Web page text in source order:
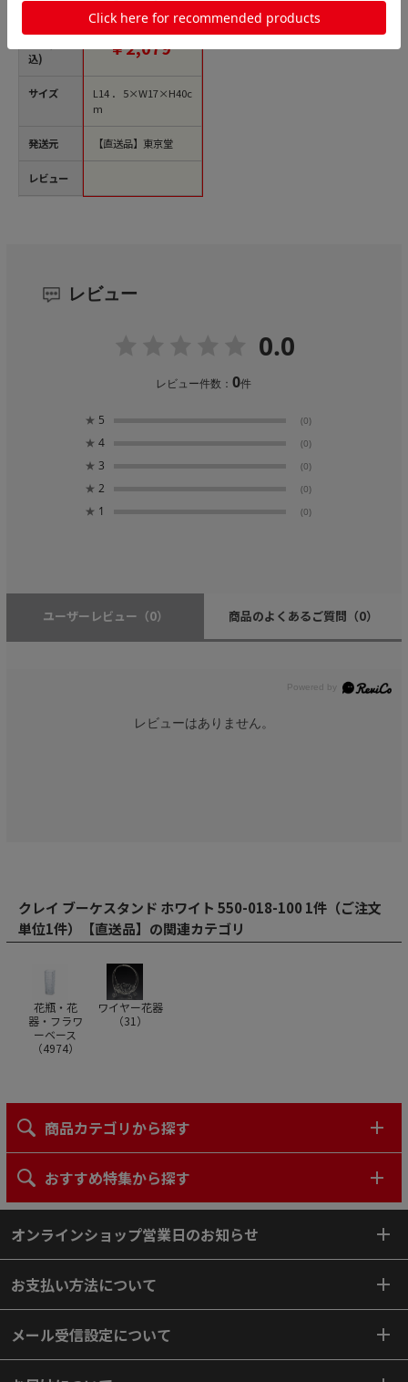
込)
サイズ
発送元
レビュー
1件）【直送品】
￥2,079
L14．5×W17×H40c
m
【直送品】東京堂
レビュー
0.0
レビュー件数：0件
★ 5 (0)
★ 4 (0)
★ 3 (0)
★ 2 (0)
★ 1 (0)
ユーザーレビュー （0） 商品のよくあるご質問 （0）
レビューはありません。
クレイ ブーケスタンド ホワイト 550-018-100 1件（ご注文
単位1件）【直送品】の関連カテゴリ
花瓶・花
器・フラワ
ーベース
（4974）
ワイヤー花器
（31）
商品カテゴリから探す
おすすめ特集から探す
オンラインショップ営業日のお知らせ
お支払い方法について
メール受信設定について